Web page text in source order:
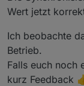
Wert jetzt
Ich beobachte
Betrieb.
Falls euch noch
kurz Feedback